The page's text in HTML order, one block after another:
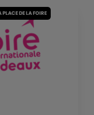
PLACE DE LA FOIRE